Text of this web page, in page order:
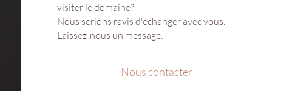
visiter le domaine?
Nous serions ravis d'échanger avec vous.
Laissez-nous un message.
Nous contacter